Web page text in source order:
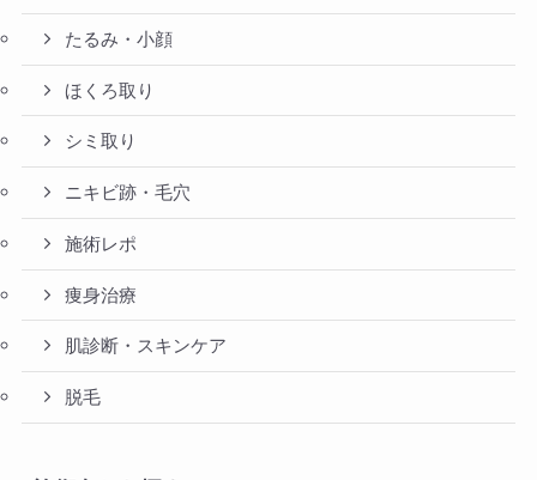
たるみ・小顔
ほくろ取り
シミ取り
ニキビ跡・毛穴
施術レポ
痩身治療
肌診断・スキンケア
脱毛